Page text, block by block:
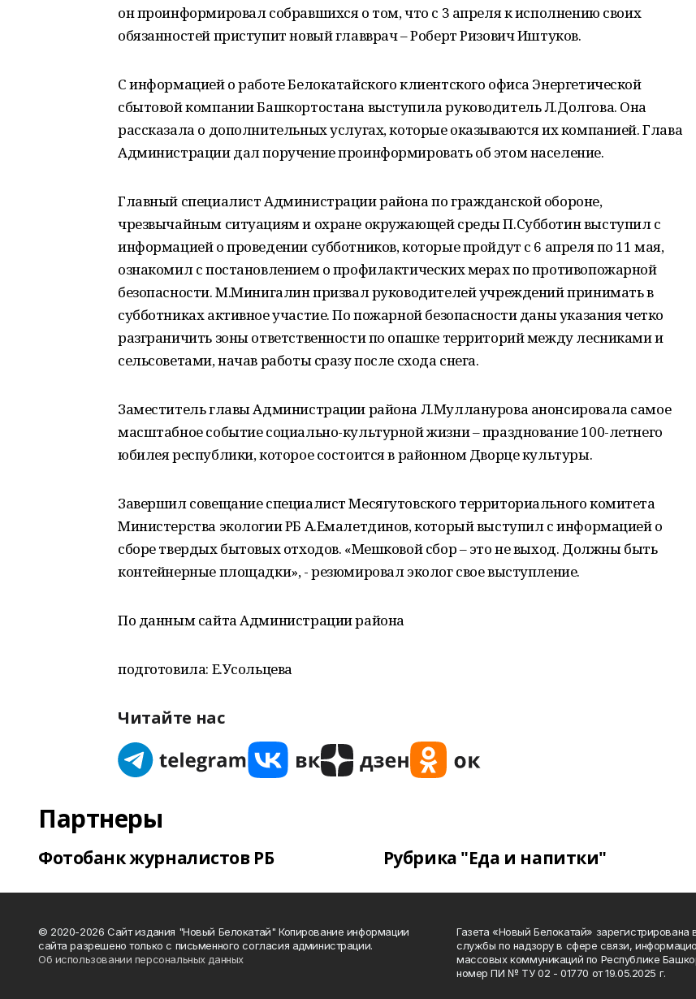
он проинформировал собравшихся о том, что с 3 апреля к исполнению своих
обязанностей приступит новый главврач – Роберт Ризович Иштуков.
С информацией о работе Белокатайского клиентского офиса Энергетической
сбытовой компании Башкортостана выступила руководитель Л.Долгова. Она
рассказала о дополнительных услугах, которые оказываются их компанией. Глава
Администрации дал поручение проинформировать об этом население.
Главный специалист Администрации района по гражданской обороне,
чрезвычайным ситуациям и охране окружающей среды П.Субботин выступил с
информацией о проведении субботников, которые пройдут с 6 апреля по 11 мая,
ознакомил с постановлением о профилактических мерах по противопожарной
безопасности. М.Минигалин призвал руководителей учреждений принимать в
субботниках активное участие. По пожарной безопасности даны указания четко
разграничить зоны ответственности по опашке территорий между лесниками и
сельсоветами, начав работы сразу после схода снега.
Заместитель главы Администрации района Л.Мулланурова анонсировала самое
масштабное событие социально-культурной жизни – празднование 100-летнего
юбилея республики, которое состоится в районном Дворце культуры.
Завершил совещание специалист Месягутовского территориального комитета
Министерства экологии РБ А.Емалетдинов, который выступил с информацией о
сборе твердых бытовых отходов. «Мешковой сбор – это не выход. Должны быть
контейнерные площадки», - резюмировал эколог свое выступление.
По данным сайта Администрации района
подготовила: Е.Усольцева
Читайте нас
Партнеры
Фотобанк журналистов РБ Рубрика "Еда и напитки"
© 2020-2026 Сайт издания "Новый Белокатай" Копирование информации
сайта разрешено только с письменного согласия администрации.
Об использовании персональных данных
Газета «Новый Белокатай»
службы по надзору в сфере связи,
массовых коммуникаций по Республике
номер ПИ № ТУ 02 - 01770 от 19.05.2025 г.